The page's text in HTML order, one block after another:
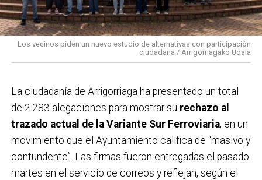
urbano del municipio.
Los vecinos piden un nuevo estudio de alternativas con participación
ciudadana / Arrigorriagako Udala
La ciudadanía de Arrigorriaga ha presentado un total
de 2.283 alegaciones para mostrar su rechazo al
trazado actual de la Variante Sur Ferroviaria, en un
movimiento que el Ayuntamiento califica de “masivo y
contundente”. Las firmas fueron entregadas el pasado
martes en el servicio de correos y reflejan, según el